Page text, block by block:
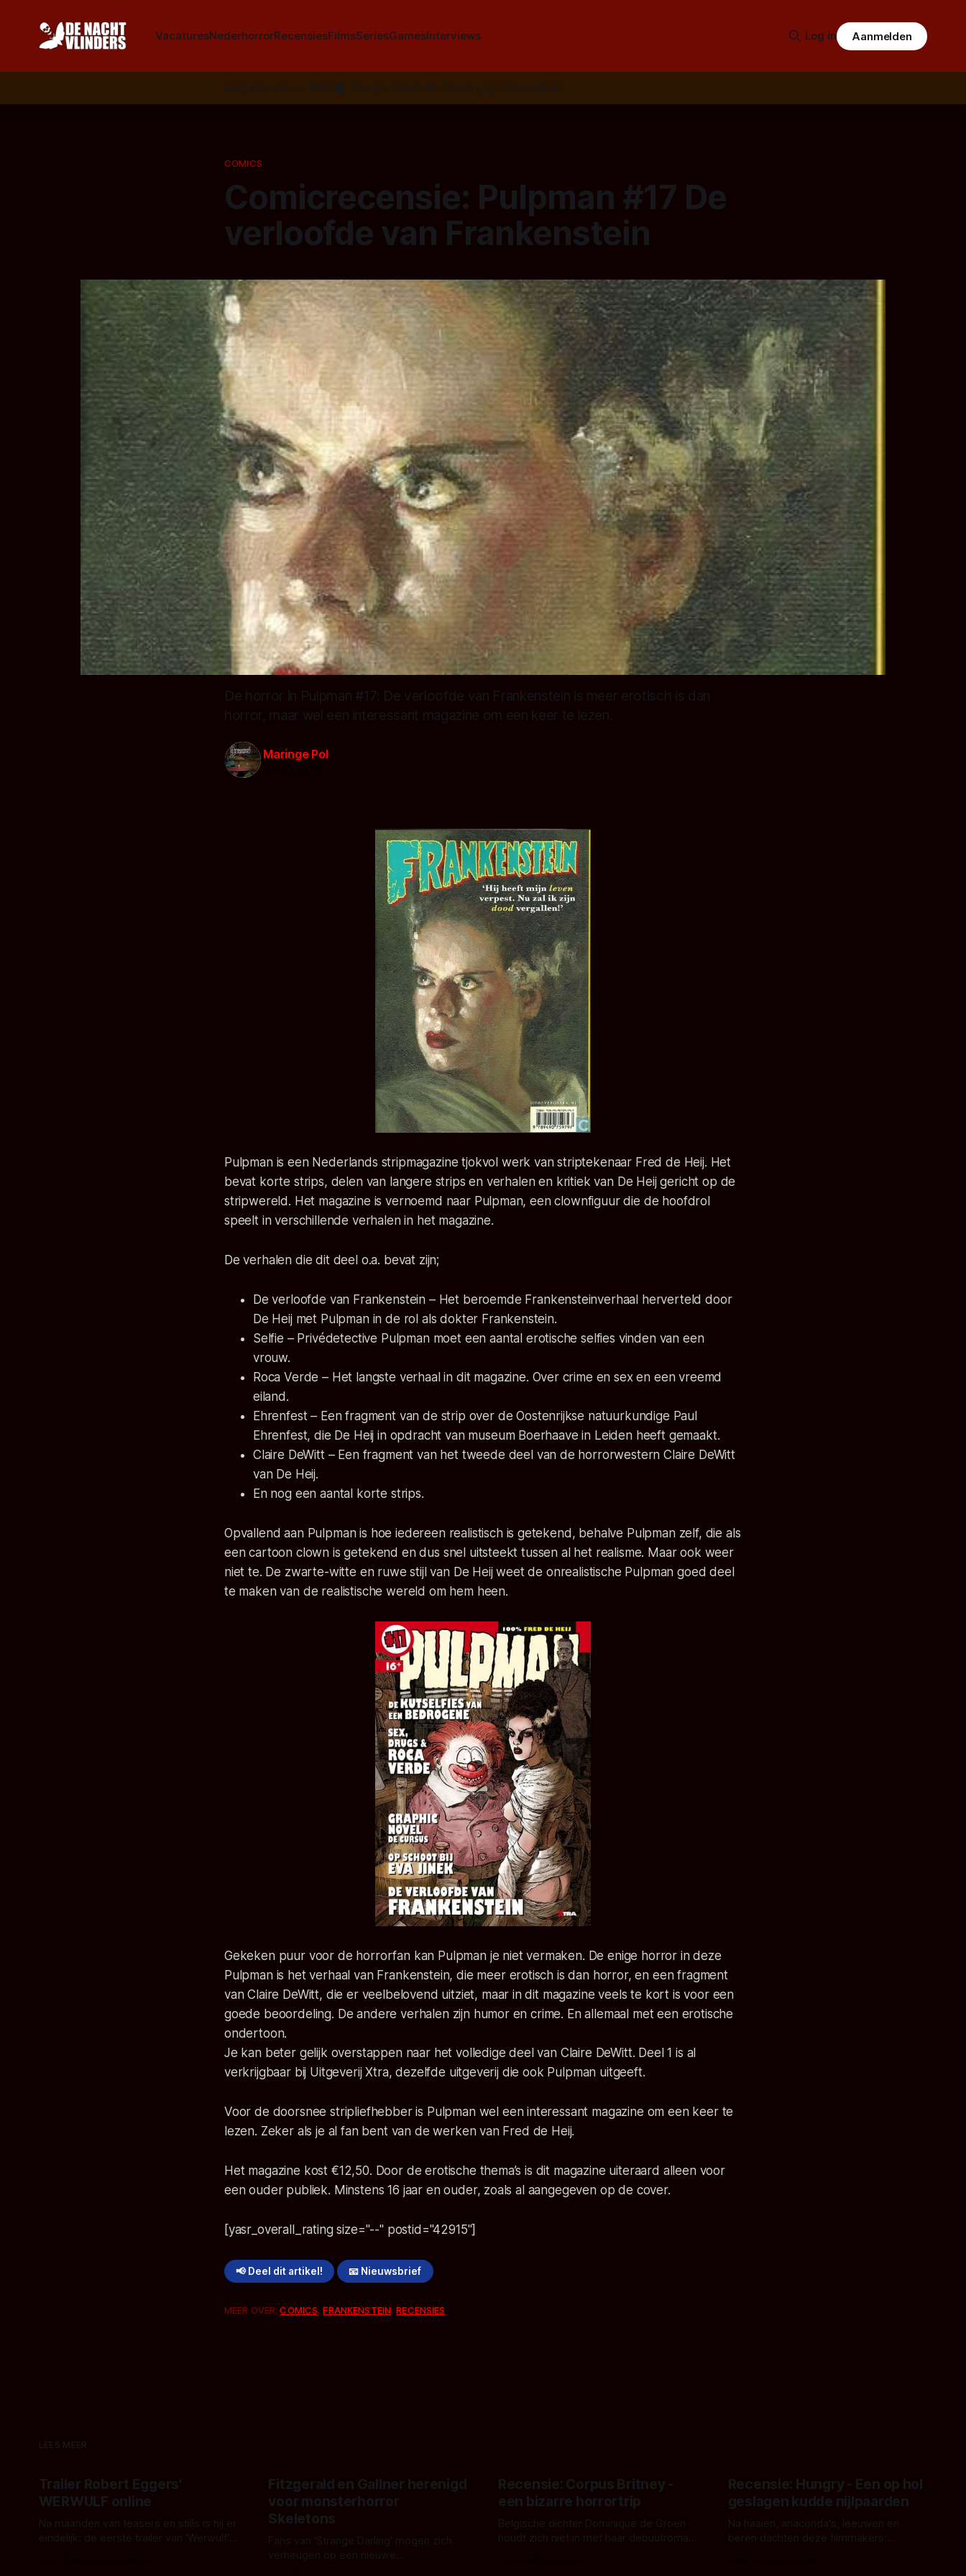
VacaturesNederhorrorRecensiesFilmsSeriesGamesInterviews Log in Aanmelden
Volg ons op: 📣 RSS 📰 Google News 🦋 Bluesky ✉️ Nieuwsbrief
COMICS
Comicrecensie: Pulpman #17 De
verloofde van Frankenstein
De horror in Pulpman #17: De verloofde van Frankenstein is meer erotisch is dan
horror, maar wel een interessant magazine om een keer te lezen.
Maringe Pol
Pulpmanis een Nederlands stripmagazine tjokvol werk van striptekenaar Fred de Heij. Het
bevat korte strips, delen van langere strips en verhalen en kritiek van De Heij gericht op de
stripwereld. Het magazine is vernoemd naar Pulpman, een clownfiguur die de hoofdrol
speelt in verschillende verhalen in het magazine.
De verhalen die dit deel o.a. bevat zijn;
De verloofde van Frankenstein – Het beroemde Frankensteinverhaal herverteld door
De Heij met Pulpman in de rol als dokter Frankenstein.
Selfie – Privédetective Pulpman moet een aantal erotische selfies vinden van een
vrouw.
Roca Verde – Het langste verhaal in dit magazine. Over crime en sex en een vreemd
eiland.
Ehrenfest– Een fragment van de strip over de Oostenrijkse natuurkundige Paul
Ehrenfest, die De Heij in opdracht van museum Boerhaave in Leiden heeft gemaakt.
Claire DeWitt– Een fragment van het tweede deel van de horrorwesternClaire DeWitt
van De Heij.
En nog een aantal korte strips.
Opvallend aan Pulpmanis hoe iedereen realistisch is getekend, behalve Pulpman zelf, die als
een cartoon clown is getekend en dus snel uitsteekt tussen al het realisme. Maar ook weer
niet te. De zwarte-witte en ruwe stijl van De Heij weet de onrealistische Pulpman goed deel
te maken van de realistische wereld om hem heen.
Gekeken puur voor de horrorfan kan Pulpmanje niet vermaken. De enige horror in deze
Pulpmanis het verhaal van Frankenstein, die meer erotisch is dan horror, en een fragment
vanClaire DeWitt, die er veelbelovend uitziet, maar in dit magazine veels te kort is voor een
goede beoordeling. De andere verhalen zijn humor en crime. En allemaal met een erotische
ondertoon.
Je kan beter gelijk overstappen naar het volledige deel van Claire DeWitt. Deel 1 is al
verkrijgbaar bij Uitgeverij Xtra, dezelfde uitgeverij die ook Pulpman uitgeeft.
Voor de doorsnee stripliefhebber is Pulpmanwel een interessant magazine om een keer te
lezen. Zeker als je al fan bent van de werken van Fred de Heij.
Het magazine kost €12,50. Door de erotische thema’s is dit magazine uiteraard alleen voor
een ouder publiek. Minstens 16 jaar en ouder, zoals al aangegeven op de cover.
[yasr_overall_rating size="--" postid="42915"]
📢 Deel dit artikel! 📧 Nieuwsbrief
MEER OVER:COMICS,FRANKENSTEIN,RECENSIES
LEES MEER
Trailer Robert Eggers'
WERWULF online
Na maanden van teasers en stills is hij er
eindelijk: de eerste trailer van 'Werwulf'.
Fitzgerald en Gallner herenigd
voor monsterhorror
Skeletons
Fans van 'Strange Darling' mogen zich
verheugen op een nieuwe
Recensie: Corpus Britney -
een bizarre horrortrip
Belgische dichter Dominique de Groen
houdt zich niet in met haar debuutroman.
Recensie: Hungry - Een op hol
geslagen kudde nijlpaarden
Na haaien, anaconda's, leeuwen en
beren dachten deze filmmakers: